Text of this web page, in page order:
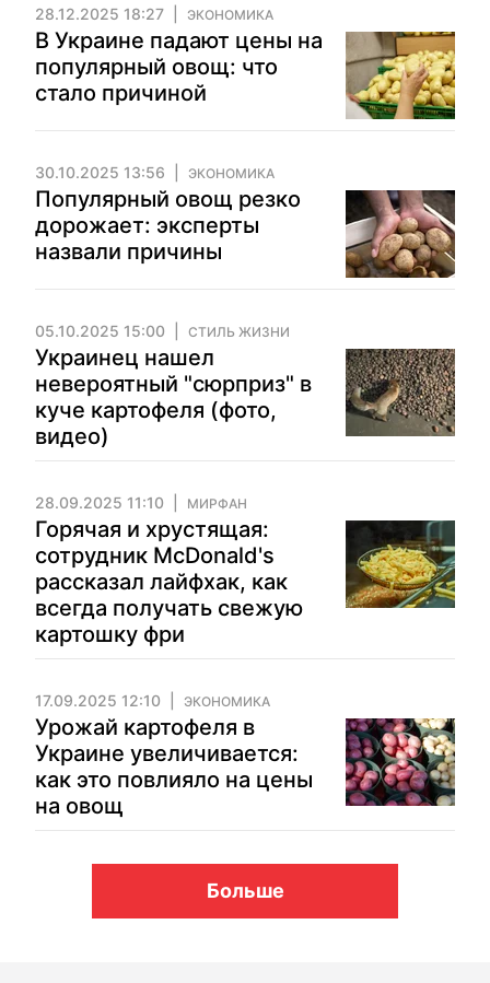
28.12.2025 18:27 ЭКОНОМИКА
В Украине падают цены на
популярный овощ: что
стало причиной
30.10.2025 13:56 ЭКОНОМИКА
Популярный овощ резко
дорожает: эксперты
назвали причины
05.10.2025 15:00 СТИЛЬ ЖИЗНИ
Украинец нашел
невероятный "сюрприз" в
куче картофеля (фото,
видео)
28.09.2025 11:10 МИРФАН
Горячая и хрустящая:
сотрудник McDonald's
рассказал лайфхак, как
всегда получать свежую
картошку фри
17.09.2025 12:10 ЭКОНОМИКА
Урожай картофеля в
Украине увеличивается:
как это повлияло на цены
на овощ
Больше